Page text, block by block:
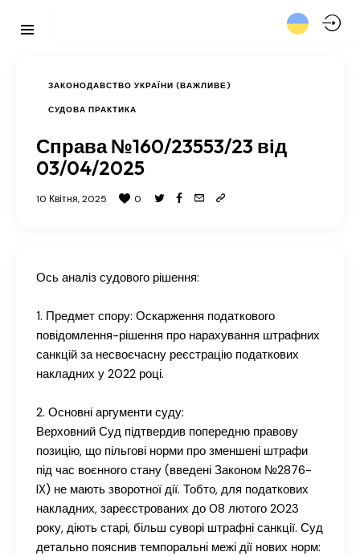
ЗАКОНОДАВСТВО УКРАЇНИ (ВАЖЛИВЕ)
СУДОВА ПРАКТИКА
Справа №160/23553/23 від
03/04/2025
10 Квітня, 2025 0
Ось аналіз судового рішення:
1. Предмет спору: Оскарження податкового
повідомлення-рішення про нарахування штрафних
санкцій за несвоєчасну реєстрацію податкових
накладних у 2022 році.
2. Основні аргументи суду:
Верховний Суд підтвердив попередню правову
позицію, що пільгові норми про зменшені штрафи
під час воєнного стану (введені Законом №2876-
IX) не мають зворотної дії. Тобто, для податкових
накладних, зареєстрованих до 08 лютого 2023
року, діють старі, більш суворі штрафні санкції. Суд
детально пояснив темпоральні межі дії нових норм: